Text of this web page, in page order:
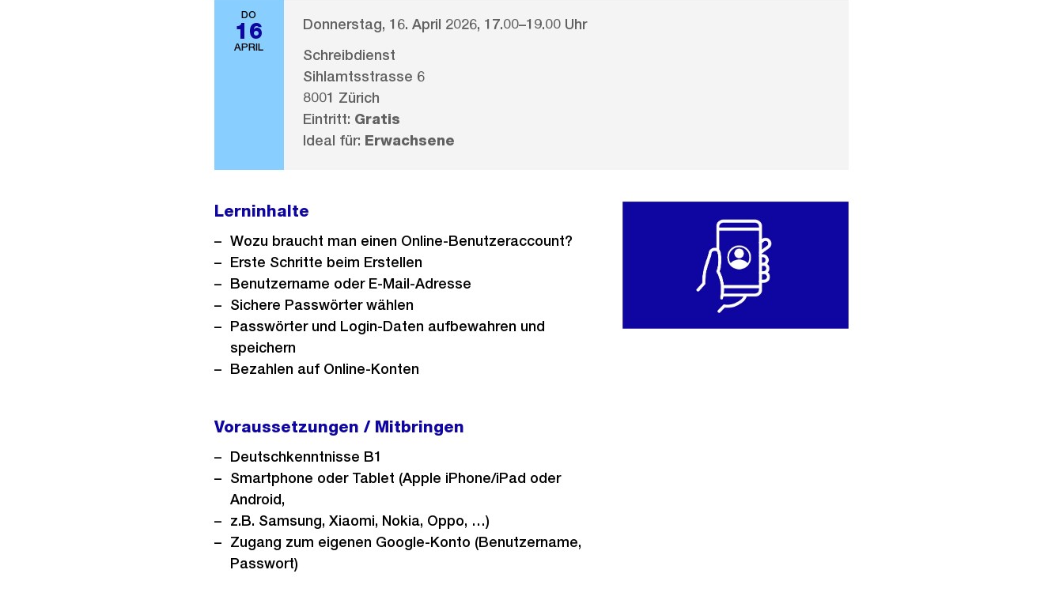
DO
16
APRIL
Donnerstag, 16. April 2026, 17.00–19.00 Uhr
Schreibdienst
Sihlamtsstrasse 6
8001 Zürich
Eintritt: Gratis
Ideal für: Erwachsene
Lerninhalte
Wozu braucht man einen Online-Benutzeraccount?
Erste Schritte beim Erstellen
Benutzername oder E-Mail-Adresse
Sichere Passwörter wählen
Passwörter und Login-Daten aufbewahren und
speichern
Bezahlen auf Online-Konten
Voraussetzungen / Mitbringen
Deutschkenntnisse B1
Smartphone oder Tablet (Apple iPhone/iPad oder
Android,
z.B. Samsung, Xiaomi, Nokia, Oppo, …)
Zugang zum eigenen Google-Konto (Benutzername,
Passwort)